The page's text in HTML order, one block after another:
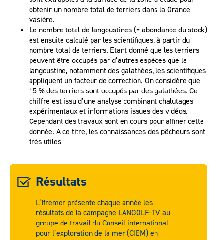
obtenir un nombre total de terriers dans la Grande
vasière.
Le nombre total de langoustines (= abondance du stock)
est ensuite calculé par les scientifiques, à partir du
nombre total de terriers. Etant donné que les terriers
peuvent être occupés par d’autres espèces que la
langoustine, notamment des galathées, les scientifiques
appliquent un facteur de correction. On considère que
15 % des terriers sont occupés par des galathées. Ce
chiffre est issu d’une analyse combinant chalutages
expérimentaux et informations issues des vidéos.
Cependant des travaux sont en cours pour affiner cette
donnée. A ce titre, les connaissances des pêcheurs sont
très utiles.
Résultats
L’Ifremer présente chaque année les
résultats de la campagne LANGOLF-TV au
groupe de travail du Conseil international
pour l’exploration de la mer (CIEM) en